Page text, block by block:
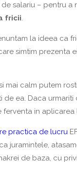
de salariu – pentru
fricii.
la ideea ca
simtim prezenta
mai calm putem
de ea. Daca urmariti
ferventa in
practica de lucru
juramintele,
de baza, cu